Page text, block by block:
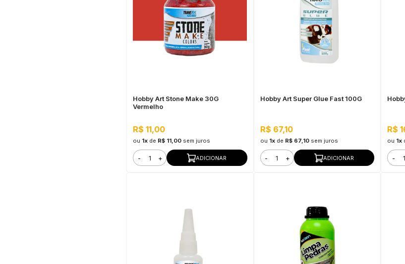
Hobby Art Stone Make 30G
Vermelho
R$ 11,00
ou 1x de R$ 11,00 sem juros
- + ADICIONAR
Hobby Art Super Glue Fast 100G
R$ 67,10
ou 1xde R$ 67,10 sem juros
- + ADICIONAR
R$
ou 1x
-